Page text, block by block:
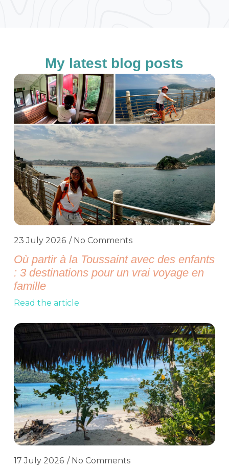
My latest blog posts
23 July 2026 No Comments
Où partir à la Toussaint avec des enfants
: 3 destinations pour un vrai voyage en
famille
Read the article
17 July 2026 No Comments